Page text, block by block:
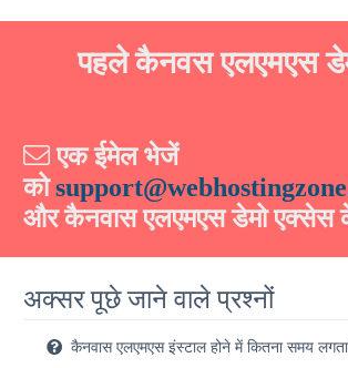
पहले कैनवस एलएमएस
एक ईमेल भेजें
को
और कैनवास एलएमएस डेमो एक्सेस
अक्सर पूछे जाने वाले प्रश्नों
कैनवास एलएमएस इंस्टाल होने में कितना समय